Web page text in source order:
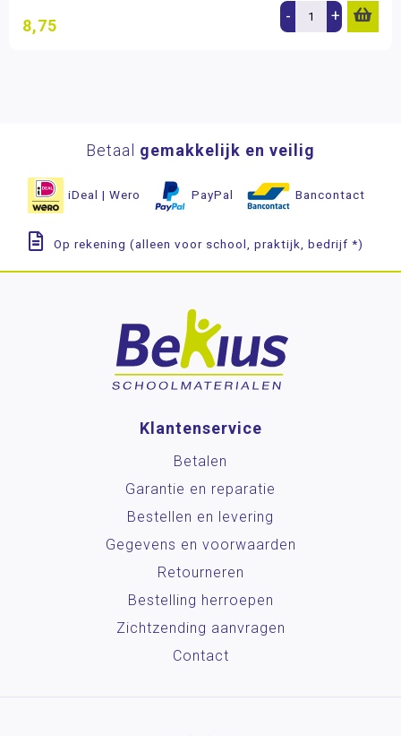
8,75 - +
Betaal gemakkelijk en veilig
iDeal | Wero PayPal Bancontact
Op rekening (alleen voor school, praktijk, bedrijf *)
Klantenservice
Betalen
Garantie en reparatie
Bestellen en levering
Gegevens en voorwaarden
Retourneren
Bestelling herroepen
Zichtzending aanvragen
Contact